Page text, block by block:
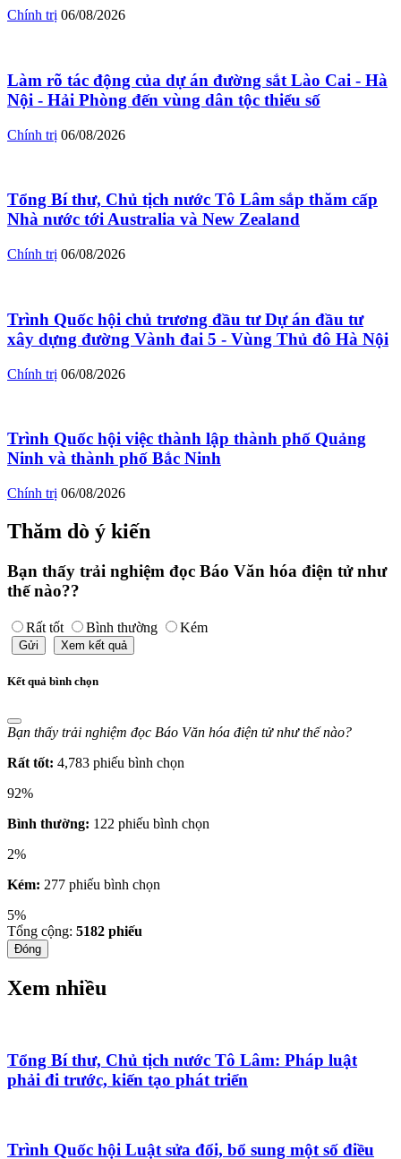
Chính trị 06/08/2026
Làm rõ tác động của dự án đường sắt Lào Cai - Hà
Nội - Hải Phòng đến vùng dân tộc thiểu số
Chính trị 06/08/2026
Tổng Bí thư, Chủ tịch nước Tô Lâm sắp thăm cấp
Nhà nước tới Australia và New Zealand
Chính trị 06/08/2026
Trình Quốc hội chủ trương đầu tư Dự án đầu tư
xây dựng đường Vành đai 5 - Vùng Thủ đô Hà Nội
Chính trị 06/08/2026
Trình Quốc hội việc thành lập thành phố Quảng
Ninh và thành phố Bắc Ninh
Chính trị 06/08/2026
Thăm dò ý kiến
Bạn thấy trải nghiệm đọc Báo Văn hóa điện tử như
thế nào??
Rất tốt Bình thường Kém
Gửi Xem kết quả
Kết quả bình chọn
Bạn thấy trải nghiệm đọc Báo Văn hóa điện tử như thế nào?
Rất tốt: 4,783 phiếu bình chọn
92%
Bình thường: 122 phiếu bình chọn
2%
Kém: 277 phiếu bình chọn
5%
Tổng cộng: 5182 phiếu
Đóng
Xem nhiều
Tổng Bí thư, Chủ tịch nước Tô Lâm: Pháp luật
phải đi trước, kiến tạo phát triển
Trình Quốc hội Luật sửa đổi, bổ sung một số điều